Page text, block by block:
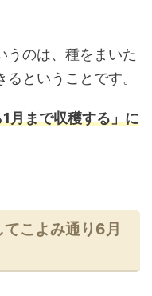
うのは、種をまいた
ということです。
月まで収穫する」に
こよみ通り6月